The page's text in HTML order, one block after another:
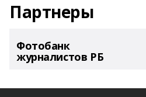
Партнеры
Фотобанк
журналистов РБ